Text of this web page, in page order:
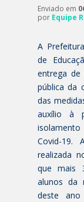
Enviado em
por Equipe
A
de
entrega de
pública da
das
auxílio à
Covid-19.
realizada
que mais
alunos da
deste